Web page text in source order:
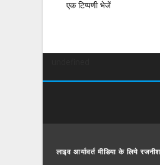
एक टिप्पणी भेजें
लाइव आर्यावर्त मीडिया के लिये